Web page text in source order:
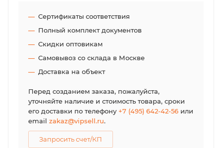
Сертификаты соответствия
Полный комплект документов
Скидки оптовикам
Самовывоз со склада в Москве
Доставка на объект
Перед созданием заказа, пожалуйста,
уточняйте наличие и стоимость товара, сроки
его доставки по телефону+7 (495) 642-42-56 или
email zakaz@vipsell.ru.
Запросить счет/КП